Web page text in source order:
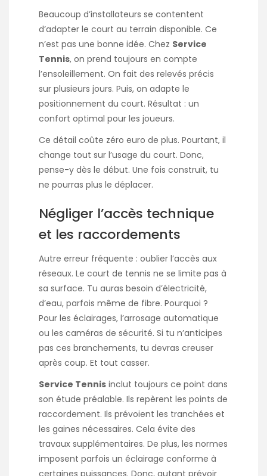
Beaucoup d’installateurs se contentent
d’adapter le court au terrain disponible. Ce
n’est pas une bonne idée. Chez Service
Tennis, on prend toujours en compte
l’ensoleillement. On fait des relevés précis
sur plusieurs jours. Puis, on adapte le
positionnement du court. Résultat : un
confort optimal pour les joueurs.
Ce détail coûte zéro euro de plus. Pourtant, il
change tout sur l’usage du court. Donc,
pense-y dès le début. Une fois construit, tu
ne pourras plus le déplacer.
Négliger l’accès technique
et les raccordements
Autre erreur fréquente : oublier l’accès aux
réseaux. Le court de tennis ne se limite pas à
sa surface. Tu auras besoin d’électricité,
d’eau, parfois même de fibre. Pourquoi ?
Pour les éclairages, l’arrosage automatique
ou les caméras de sécurité. Si tu n’anticipes
pas ces branchements, tu devras creuser
après coup. Et tout casser.
Service Tennis inclut toujours ce point dans
son étude préalable. Ils repèrent les points de
raccordement. Ils prévoient les tranchées et
les gaines nécessaires. Cela évite des
travaux supplémentaires. De plus, les normes
imposent parfois un éclairage conforme à